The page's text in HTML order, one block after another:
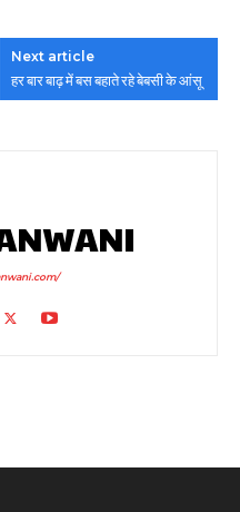
Next article
हर बार बाढ़ में बस बहाते रहे बेबसी के आंसू